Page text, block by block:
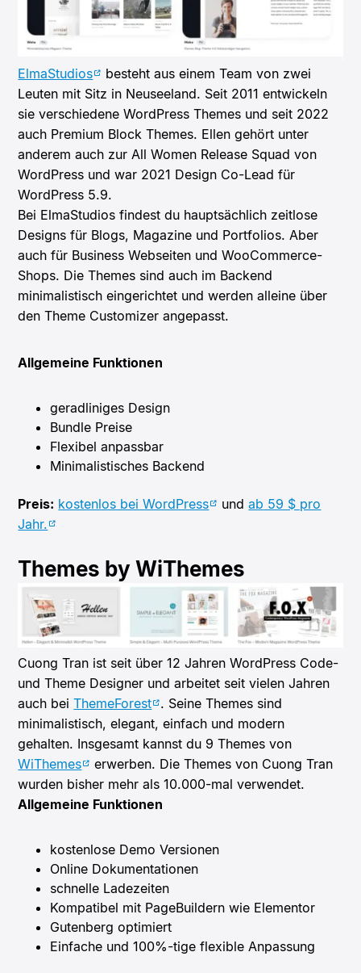
ElmaStudios
besteht aus einem Team von zwei
Leuten mit Sitz in Neuseeland. Seit 2011 entwickeln
sie verschiedene WordPress Themes und seit 2022
auch Premium Block Themes. Ellen gehört unter
anderem auch zur All Women Release Squad von
WordPress und war 2021 Design Co-Lead für
WordPress 5.9.
Bei ElmaStudios findest du hauptsächlich zeitlose
Designs für Blogs, Magazine und Portfolios. Aber
auch für Business Webseiten und WooCommerce-
Shops. Die Themes sind auch im Backend
minimalistisch eingerichtet und werden alleine über
den Theme Customizer angepasst.
Allgemeine Funktionen
geradliniges Design
Bundle Preise
Flexibel anpassbar
Minimalistisches Backend
Preis: kostenlos bei WordPress undab 59 $ pro
Jahr.
Themes by WiThemes
Cuong Tran ist seit über 12 Jahren WordPress Code-
und Theme Designer und arbeitet seit vielen Jahren
auch beiThemeForest . Seine Themes sind
minimalistisch, elegant, einfach und modern
gehalten. Insgesamt kannst du 9 Themes von
WiThemes
erwerben. Die Themes von Cuong Tran
wurden bisher mehr als 10.000-mal verwendet.
Allgemeine Funktionen
kostenlose Demo Versionen
Online Dokumentationen
schnelle Ladezeiten
Kompatibel mit PageBuildern wie Elementor
Gutenberg optimiert
Einfache und 100%-tige flexible Anpassung